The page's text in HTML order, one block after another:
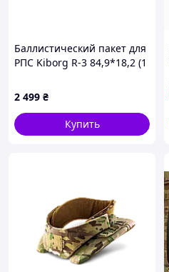
Баллистический пакет для
РПС Kiborg R-3 84,9*18,2 (1
2 499 ₴
Купить